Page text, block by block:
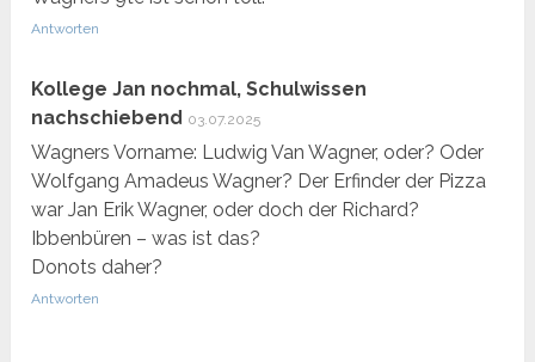
Antworten
Kollege Jan nochmal, Schulwissen
nachschiebend 03.07.2025
Wagners Vorname: Ludwig Van Wagner, oder? Oder
Wolfgang Amadeus Wagner? Der Erfinder der Pizza
war Jan Erik Wagner, oder doch der Richard?
Ibbenbüren – was ist das?
Donots daher?
Antworten